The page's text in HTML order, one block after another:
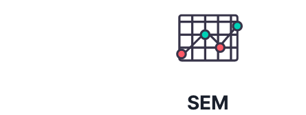
SEM